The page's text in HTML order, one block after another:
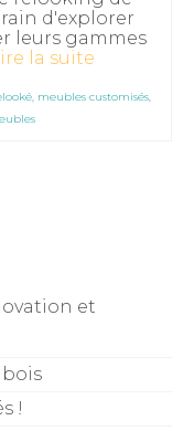
d'explorer
leurs gammes
la suite
, meubles customisés,
et
!